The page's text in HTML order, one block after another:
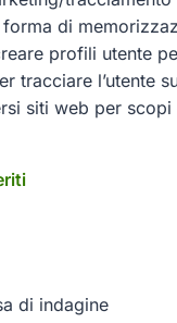
di
profili utente
tracciare l’utente
siti web per scopi
di indagine